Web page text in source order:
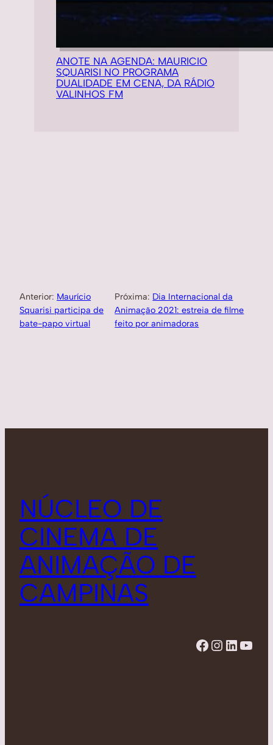
ANOTE NA AGENDA: MAURICIO
SQUARISI NO PROGRAMA
DUALIDADE EM CENA, DA RÁDIO
VALINHOS FM
Anterior: Maurício
Squarisi participa de
bate-papo virtual
Próxima: Dia Internacional da
Animação 2021: estreia de filme
feito por animadoras
NÚCLEO DE
CINEMA DE
ANIMAÇÃO DE
CAMPINAS
Facebook Instagram LinkedIn YouTube